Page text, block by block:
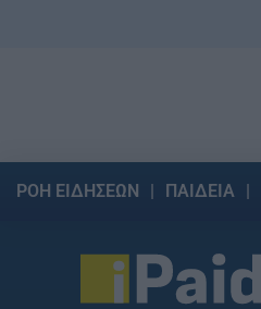
ΡΟΗ ΕΙΔΗΣΕΩΝ ΠΑΙΔΕΙΑ